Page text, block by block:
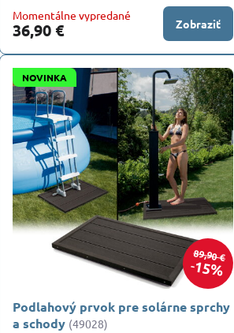
Momentálne vypredané
36,90 € Zobraziť
89,90 €
15%
NOVINKA
Podlahový prvok pre solárne sprchy
a schody (49028)